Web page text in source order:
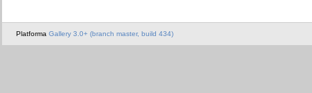
Platforma Gallery 3.0+ (branch master, build 434)